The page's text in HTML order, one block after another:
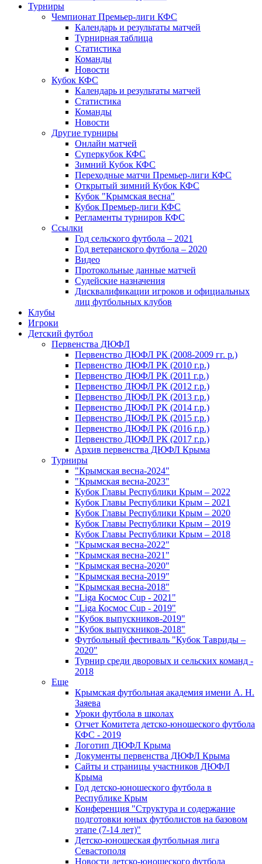
Турниры
Чемпионат Премьер-лиги КФС
Календарь и результаты матчей
Турнирная таблица
Статистика
Команды
Новости
Кубок КФС
Календарь и результаты матчей
Статистика
Команды
Новости
Другие турниры
Онлайн матчей
Суперкубок КФС
Зимний Кубок КФС
Переходные матчи Премьер-лиги КФС
Открытый зимний Кубок КФС
Кубок "Крымская весна"
Кубок Премьер-лиги КФС
Регламенты турниров КФС
Ссылки
Год сельского футбола – 2021
Год ветеранского футбола – 2020
Видео
Протокольные данные матчей
Судейские назначения
Дисквалификации игроков и официальных
лиц футбольных клубов
Клубы
Игроки
Детский футбол
Первенства ДЮФЛ
Первенство ДЮФЛ РК (2008-2009 гг. р.)
Первенство ДЮФЛ РК (2010 г.р.)
Первенство ДЮФЛ РК (2011 г.р.)
Первенство ДЮФЛ РК (2012 г.р.)
Первенство ДЮФЛ РК (2013 г.р.)
Первенство ДЮФЛ РК (2014 г.р.)
Первенство ДЮФЛ РК (2015 г.р.)
Первенство ДЮФЛ РК (2016 г.р.)
Первенство ДЮФЛ РК (2017 г.р.)
Архив первенства ДЮФЛ Крыма
Турниры
"Крымская весна-2024"
"Крымская весна-2023"
Кубок Главы Республики Крым – 2022
Кубок Главы Республики Крым – 2021
Кубок Главы Республики Крым – 2020
Кубок Главы Республики Крым – 2019
Кубок Главы Республики Крым – 2018
"Крымская весна-2022"
"Крымская весна-2021"
"Крымская весна-2020"
"Крымская весна-2019"
"Крымская весна-2018"
"Liga Космос Cup - 2021"
"Liga Космос Cup - 2019"
"Кубок выпускников-2019"
"Кубок выпускников-2018"
Футбольный фестиваль "Кубок Тавриды –
2020"
Турнир среди дворовых и сельских команд -
2018
Еще
Крымская футбольная академия имени А. Н.
Заяева
Уроки футбола в школах
Отчет Комитета детско-юношеского футбола
КФС - 2019
Логотип ДЮФЛ Крыма
Документы первенства ДЮФЛ Крыма
Сайты и страницы участников ДЮФЛ
Крыма
Год детско-юношеского футбола в
Республике Крым
Конференция "Структура и содержание
подготовки юных футболистов на базовом
этапе (7-14 лет)"
Детско-юношеская футбольная лига
Севастополя
Новости детско-юношеского футбола